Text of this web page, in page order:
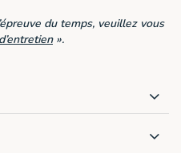
du temps, veuillez vous
».